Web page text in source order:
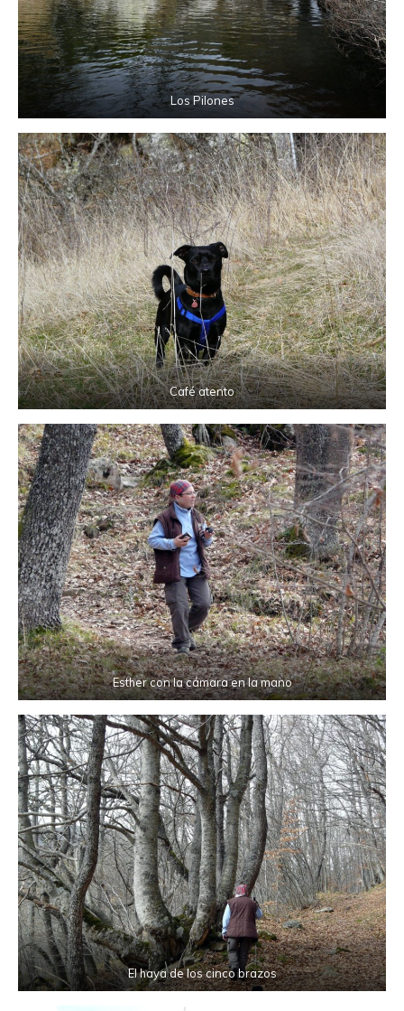
Los Pilones
Café atento
Esther con la cámara en la mano
El haya de los cinco brazos